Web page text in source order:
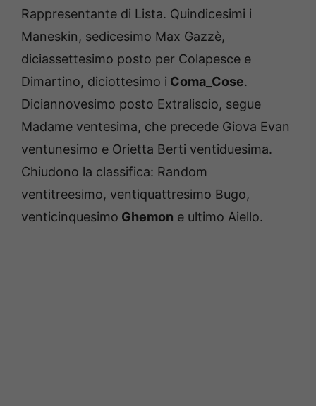
Rappresentante di Lista. Quindicesimi i
Maneskin, sedicesimo Max Gazzè,
diciassettesimo posto per Colapesce e
Dimartino, diciottesimo i Coma_Cose.
Diciannovesimo posto Extraliscio, segue
Madame ventesima, che precede Giova Evan
ventunesimo e Orietta Berti ventiduesima.
Chiudono la classifica: Random
ventitreesimo, ventiquattresimo Bugo,
venticinquesimo Ghemon e ultimo Aiello.